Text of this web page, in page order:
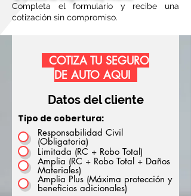
Completa el formulario y recibe una
cotización sin compromiso.
COTIZA TU SEGURO
DE AUTO AQUI
Datos del cliente
Tipo de cobertura:
Responsabilidad Civil
(Obligatoria)
Limitada (RC + Robo Total)
Amplia (RC + Robo Total + Daños
Materiales)
Amplia Plus (Máxima protección y
beneficios adicionales)